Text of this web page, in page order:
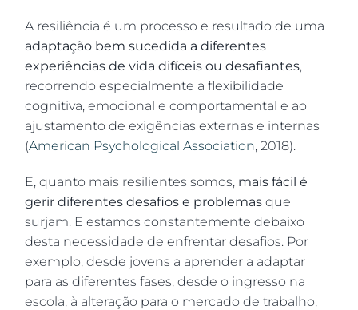
A resiliência é um processo e resultado de uma
adaptação bem sucedida a diferentes
experiências de vida difíceis ou desafiantes,
recorrendo especialmente a flexibilidade
cognitiva, emocional e comportamental e ao
ajustamento de exigências externas e internas
(American Psychological Association, 2018).
E, quanto mais resilientes somos, mais fácil é
gerir diferentes desafios e problemas que
surjam. E estamos constantemente debaixo
desta necessidade de enfrentar desafios. Por
exemplo, desde jovens a aprender a adaptar
para as diferentes fases, desde o ingresso na
escola, à alteração para o mercado de trabalho,